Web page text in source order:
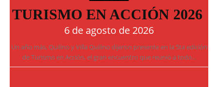
TURISMO EN ACCIÓN 2026
6 de agosto de 2026
Un año más, Quilino y Villa Quilino dijeron presente en la 5ta edición
de Turismo en Acción, el gran encuentro que reunió a todo...